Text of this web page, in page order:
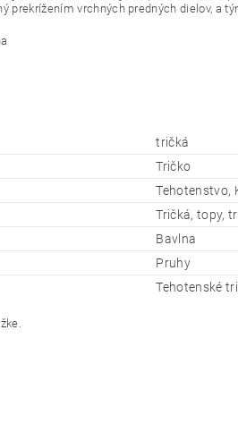
prekrížením vrchných predných dielov, a
tričká
Tričko
Tehotenstvo,
Tričká, topy,
Bavlna
Pruhy
Tehotenské